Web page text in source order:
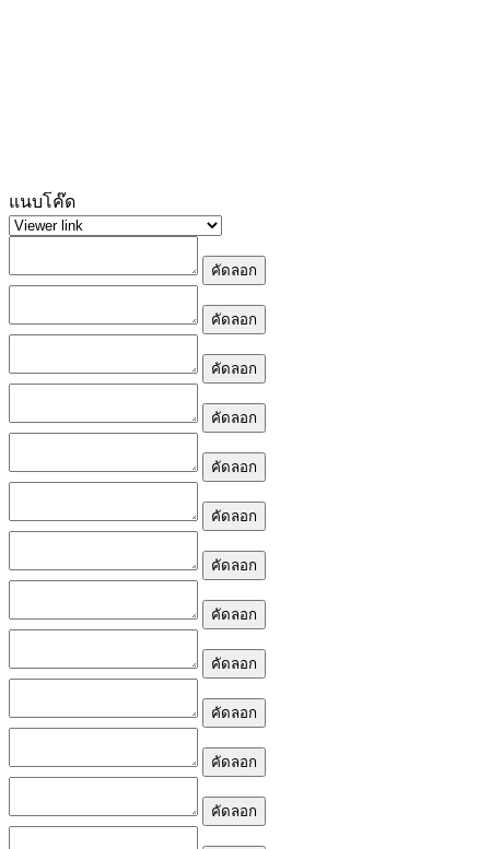
แนบโค๊ด
คัดลอก
คัดลอก
คัดลอก
คัดลอก
คัดลอก
คัดลอก
คัดลอก
คัดลอก
คัดลอก
คัดลอก
คัดลอก
คัดลอก